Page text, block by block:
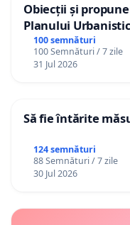
Obiecții și
Planului
100 semnături
100 Semnături / 7 zile
31 Jul 2026
Să fie întărite
124 semnături
88 Semnături / 7 zile
30 Jul 2026